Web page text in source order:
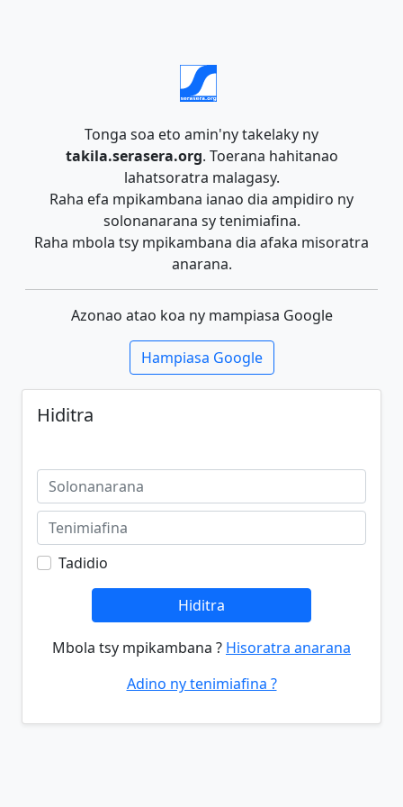
Tonga soa eto amin'ny takelaky ny
takila.serasera.org. Toerana hahitanao
lahatsoratra malagasy.
Raha efa mpikambana ianao dia ampidiro ny
solonanarana sy tenimiafina.
Raha mbola tsy mpikambana dia afaka misoratra
anarana.
Azonao atao koa ny mampiasa Google
Hampiasa Google
Hiditra
Tadidio
Hiditra
Mbola tsy mpikambana ? Hisoratra anarana
Adino ny tenimiafina ?